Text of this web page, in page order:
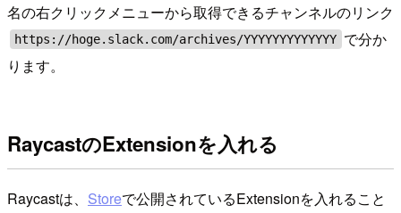
名の右クリックメニューから取得できるチャンネルのリンク
https://hoge.slack.com/archives/YYYYYYYYYYYYY で分か
ります。
RaycastのExtensionを入れる
Raycastは、 Storeで公開されているExtensionを入れること